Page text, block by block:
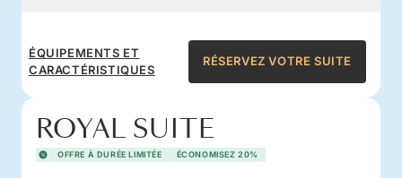
ÉQUIPEMENTS ET
CARACTÉRISTIQUES
RÉSERVEZ VOTRE SUITE
ROYAL SUITE
OFFRE À DURÉE LIMITÉE ÉCONOMISEZ 20%